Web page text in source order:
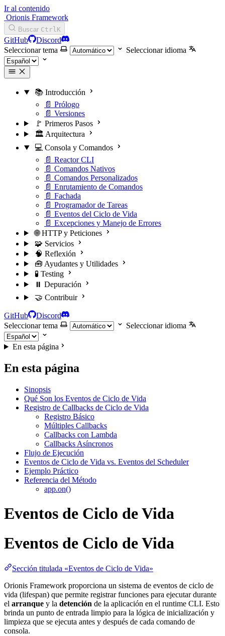
Ir al contenido
Orionis Framework
Buscar CtrlK
GitHub
Discord
Seleccionar tema
Seleccionar idioma
📚 Introducción
📄 Prólogo
📄 Versiones
🚩 Primeros Pasos
🏛️ Arquitectura
💻 Consola y Comandos
📄 Reactor CLI
📄 Comandos Nativos
📄 Comandos Personalizados
📄 Enrutamiento de Comandos
📄 Fachada
📄 Programador de Tareas
📄 Eventos del Ciclo de Vida
📄 Excepciones y Manejo de Errores
🌐 HTTP y Peticiones
🧩 Servicios
🧠 Reflexión
🧰 Ayudantes y Utilidades
🧪 Testing
⏸️ Depuración
🤝 Contribuir
GitHub
Discord
Seleccionar tema
Seleccionar idioma
En esta página
En esta página
Sinopsis
Qué Son los Eventos de Ciclo de Vida
Registro de Callbacks de Ciclo de Vida
Registro Básico
Múltiples Callbacks
Callbacks con Lambda
Callbacks Asíncronos
Flujo de Ejecución
Eventos de Ciclo de Vida vs. Eventos del Scheduler
Ejemplo Práctico
Referencia del Método
app.on()
Eventos de Ciclo de Vida
Eventos de Ciclo de Vida
Sección titulada «Eventos de Ciclo de Vida»
Orionis Framework proporciona un sistema de eventos de ciclo de
vida (lifespan) que permite registrar funciones para ejecutar durante
el arranque y la detención de la aplicación en el runtime CLI. Esto
brinda un punto de entrada limpio para la lógica de inicialización y
limpieza que se ejecuta antes y después de cada comando de
consola.